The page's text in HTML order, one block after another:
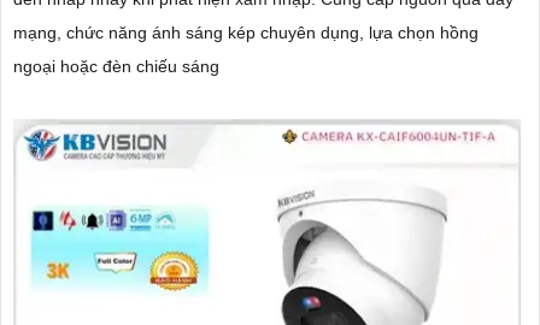
mạng, chức năng ánh sáng kép chuyên dụng, lựa chọn hồng
ngoại hoặc đèn chiếu sáng